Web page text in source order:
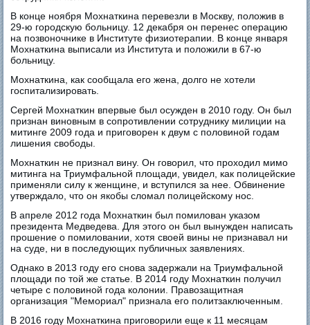
В конце ноября Мохнаткина перевезли в Москву, положив в
29-ю городскую больницу. 12 декабря он перенес операцию
на позвоночнике в Институте физиотерапии. В конце января
Мохнаткина выписали из Института и положили в 67-ю
больницу.
Мохнаткина, как сообщала его жена, долго не хотели
госпитализировать.
Сергей Мохнаткин впервые был осужден в 2010 году. Он был
признан виновным в сопротивлении сотруднику милиции на
митинге 2009 года и приговорен к двум с половиной годам
лишения свободы.
Мохнаткин не признал вину. Он говорил, что проходил мимо
митинга на Триумфальной площади, увидел, как полицейские
применяли силу к женщине, и вступился за нее. Обвинение
утверждало, что он якобы сломал полицейскому нос.
В апреле 2012 года Мохнаткин был помилован указом
президента Медведева. Для этого он был вынужден написать
прошение о помиловании, хотя своей вины не признавал ни
на суде, ни в последующих публичных заявлениях.
Однако в 2013 году его снова задержали на Триумфальной
площади по той же статье. В 2014 году Мохнаткин получил
четыре с половиной года колонии. Правозащитная
организация "Мемориал" признала его политзаключенным.
В 2016 году Мохнаткина приговорили еще к 11 месяцам